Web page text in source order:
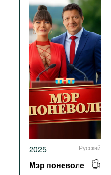
2025 Русский
Мэр поневоле